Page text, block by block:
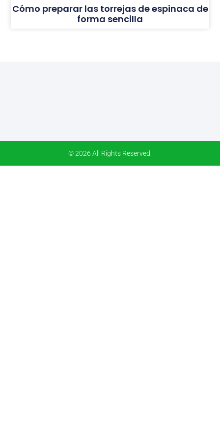
Cómo preparar las torrejas de espinaca de
forma sencilla
© 2026 All Rights Reserved.